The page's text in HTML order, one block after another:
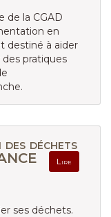
de la CGAD
en
destiné à aider
pratiques
déchets
Lire
ses déchets.